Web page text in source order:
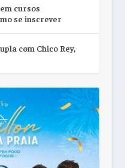
cursos
se inscrever
com Chico Rey,